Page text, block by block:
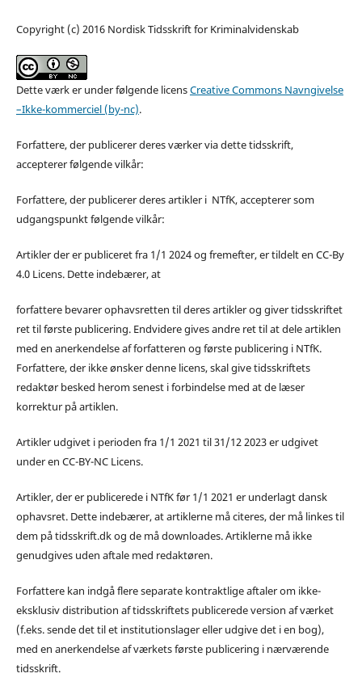
Copyright (c) 2016 Nordisk Tidsskrift for Kriminalvidenskab
Dette værk er under følgende licensCreative Commons Navngivelse
–Ikke-kommerciel (by-nc).
Forfattere, der publicerer deres værker via dette tidsskrift,
accepterer følgende vilkår:
Forfattere, der publicerer deres artikler i NTfK, accepterer som
udgangspunkt følgende vilkår:
Artikler der er publiceret fra 1/1 2024 og fremefter, er tildelt en CC-By
4.0 Licens. Dette indebærer, at
forfattere bevarer ophavsretten til deres artikler og giver tidsskriftet
ret til første publicering. Endvidere gives andre ret til at dele artiklen
med en anerkendelse af forfatteren og første publicering i NTfK.
Forfattere, der ikke ønsker denne licens, skal give tidsskriftets
redaktør besked herom senest i forbindelse med at de læser
korrektur på artiklen.
Artikler udgivet i perioden fra 1/1 2021 til 31/12 2023 er udgivet
under en CC-BY-NC Licens.
Artikler, der er publicerede i NTfK før 1/1 2021 er underlagt dansk
ophavsret. Dette indebærer, at artiklerne må citeres, der må linkes til
dem på tidsskrift.dk og de må downloades. Artiklerne må ikke
genudgives uden aftale med redaktøren.
Forfattere kan indgå flere separate kontraktlige aftaler om ikke-
eksklusiv distribution af tidsskriftets publicerede version af værket
(f.eks. sende det til et institutionslager eller udgive det i en bog),
med en anerkendelse af værkets første publicering i nærværende
tidsskrift.